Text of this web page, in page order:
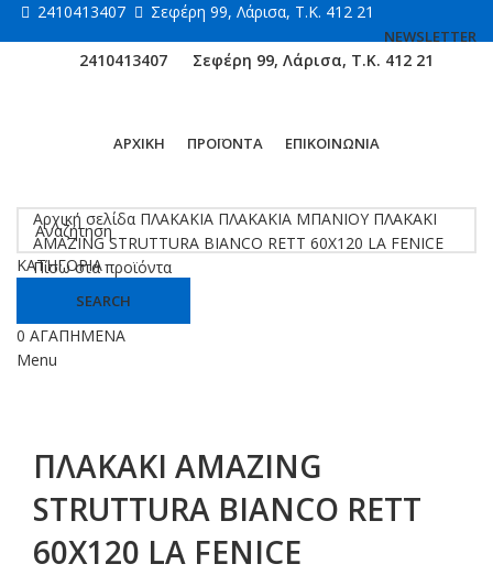
2410413407 Σεφέρη 99, Λάρισα, Τ.Κ. 412 21
NEWSLETTER
2410413407 Σεφέρη 99, Λάρισα, Τ.Κ. 412 21
ΚΑΤΗΓΟΡΙΑ
SEARCH
0 ΑΓΑΠΗΜΕΝΑ
Menu
ΑΡΧΙΚΗ ΠΡΟΪΟΝΤΑ ΕΠΙΚΟΙΝΩΝΙΑ
Αρχική σελίδα ΠΛΑΚΑΚΙΑ ΠΛΑΚΑΚΙΑ ΜΠΑΝΙΟΥ ΠΛΑΚΑΚΙ
AMAZING STRUTTURA BIANCO RETT 60X120 LA FENICE
Πίσω στα προϊόντα
ΠΛΑΚΑΚΙ AMAZING
STRUTTURA BIANCO RETT
60X120 LA FENICE